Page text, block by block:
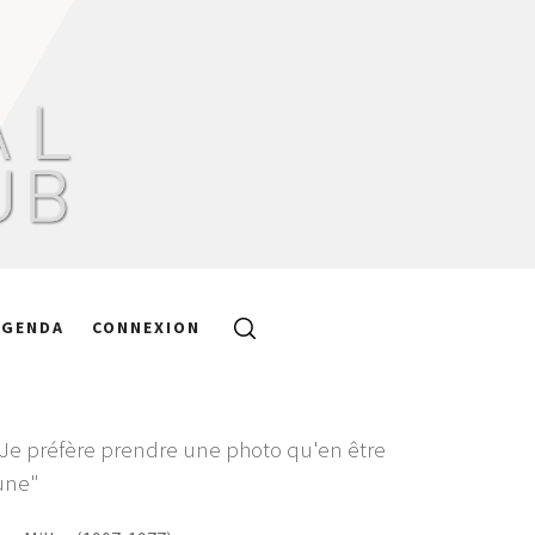
CONNEXION
préfère prendre une photo qu'en être